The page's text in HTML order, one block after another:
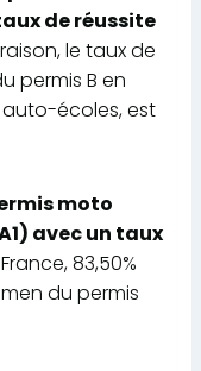
de réussite
le taux de
permis B en
auto-écoles, est
moto
avec un taux
France, 83,50%
du permis